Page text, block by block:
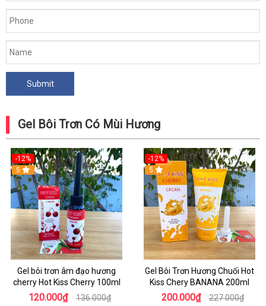
Gel Bôi Trơn Có Mùi Hương
-12%
5
Gel bôi trơn âm đạo hương
cherry Hot Kiss Cherry 100ml
120.000₫ 136.000₫
-12%
5
Gel Bôi Trơn Hương Chuối Hot
Kiss Chery BANANA 200ml
200.000₫ 227.000₫